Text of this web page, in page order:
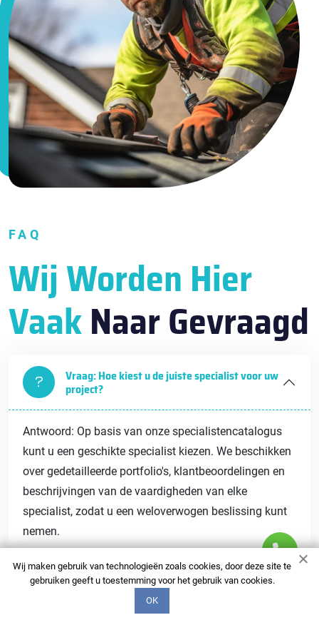
FAQ
Wij Worden Hier
VaakNaar Gevraagd
Vraag: Hoe kiest u de juiste specialist voor uw
project?
Antwoord: Op basis van onze specialistencatalogus
kunt u een geschikte specialist kiezen. We beschikken
over gedetailleerde portfolio's, klantbeoordelingen en
beschrijvingen van de vaardigheden van elke
specialist, zodat u een weloverwogen beslissing kunt
nemen.
Vraag: Wat is de deadline voor voltooiing van
de werkzaamheden?
Wij maken gebruik van technologieën zoals cookies, door deze site te
gebruiken geeft u toestemming voor het gebruik van cookies.
OK